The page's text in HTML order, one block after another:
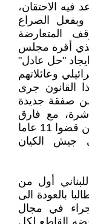
فيه الاحتقان،
وبفعل الصراع
المتعارضة
الذي أقره مجلس
"حل عادل"
وعائلاتهم
القانون جرى
صفقة جديدة
مع فارق
أساسي هذه المرّة أنه يطال عملاء سابقين قضوا 11 عاما
الكيان
أول من
بالعودة الى
في مجال